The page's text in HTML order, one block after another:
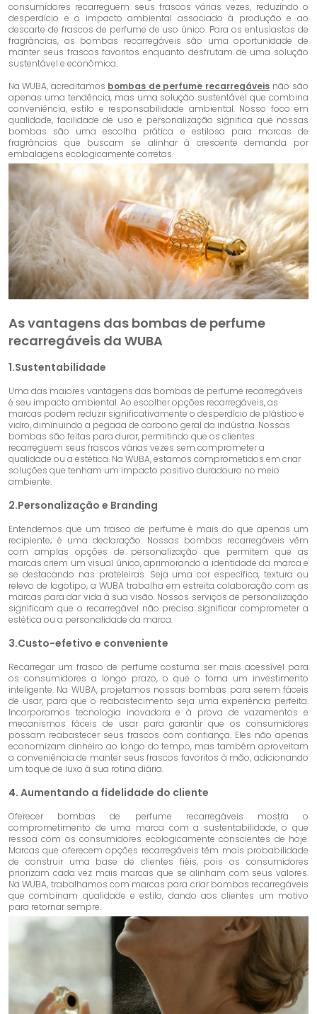
consumidores recarreguem seus frascos várias vezes, reduzindo o
desperdício e o impacto ambiental associado à produção e ao
descarte de frascos de perfume de uso único. Para os entusiastas de
fragrâncias, as bombas recarregáveis ​​são uma oportunidade de
manter seus frascos favoritos enquanto desfrutam de uma solução
sustentável e econômica.
Na WUBA, acreditamos bombas de perfume recarregáveis não são
apenas uma tendência, mas uma solução sustentável que combina
conveniência, estilo e responsabilidade ambiental. Nosso foco em
qualidade, facilidade de uso e personalização significa que nossas
bombas são uma escolha prática e estilosa para marcas de
fragrâncias que buscam se alinhar à crescente demanda por
embalagens ecologicamente corretas.
As vantagens das bombas de perfume
recarregáveis ​​da WUBA
1.Sustentabilidade
Uma das maiores vantagens das bombas de perfume recarregáveis ​​
é seu impacto ambiental. Ao escolher opções recarregáveis, as
marcas podem reduzir significativamente o desperdício de plástico e
vidro, diminuindo a pegada de carbono geral da indústria. Nossas
bombas são feitas para durar, permitindo que os clientes
recarreguem seus frascos várias vezes sem comprometer a
qualidade ou a estética. Na WUBA, estamos comprometidos em criar
soluções que tenham um impacto positivo duradouro no meio
ambiente.
2.Personalização e Branding
Entendemos que um frasco de perfume é mais do que apenas um
recipiente; é uma declaração. Nossas bombas recarregáveis ​​vêm
com amplas opções de personalização que permitem que as
marcas criem um visual único, aprimorando a identidade da marca e
se destacando nas prateleiras. Seja uma cor específica, textura ou
relevo de logotipo, a WUBA trabalha em estreita colaboração com as
marcas para dar vida à sua visão. Nossos serviços de personalização
significam que o recarregável não precisa significar comprometer a
estética ou a personalidade da marca.
3.Custo-efetivo e conveniente
Recarregar um frasco de perfume costuma ser mais acessível para
os consumidores a longo prazo, o que o torna um investimento
inteligente. Na WUBA, projetamos nossas bombas para serem fáceis
de usar, para que o reabastecimento seja uma experiência perfeita.
Incorporamos tecnologia inovadora e à prova de vazamentos e
mecanismos fáceis de usar para garantir que os consumidores
possam reabastecer seus frascos com confiança. Eles não apenas
economizam dinheiro ao longo do tempo, mas também aproveitam
a conveniência de manter seus frascos favoritos à mão, adicionando
um toque de luxo à sua rotina diária.
4.Aumentando a fidelidade do cliente
Oferecer bombas de perfume recarregáveis ​​mostra o
comprometimento de uma marca com a sustentabilidade, o que
ressoa com os consumidores ecologicamente conscientes de hoje.
Marcas que oferecem opções recarregáveis ​​têm mais probabilidade
de construir uma base de clientes fiéis, pois os consumidores
priorizam cada vez mais marcas que se alinham com seus valores.
Na WUBA, trabalhamos com marcas para criar bombas recarregáveis
​​que combinam qualidade e estilo, dando aos clientes um motivo
para retornar sempre.